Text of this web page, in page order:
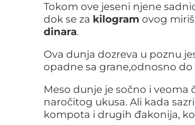
Tokom ove jeseni njene
dok se za kilogram ovog
dinara.
Ova dunja dozreva u poznu
opadne sa grane,odnosno do
Meso dunje je sočno i veoma
naročitog ukusa. Ali kada
kompota i drugih đakonija,